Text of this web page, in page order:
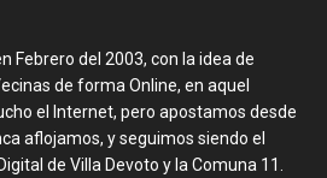
Febrero del 2003, con la idea de
de forma Online, en aquel
el Internet, pero apostamos desde
aflojamos, y seguimos siendo el
de Villa Devoto y la Comuna 11.